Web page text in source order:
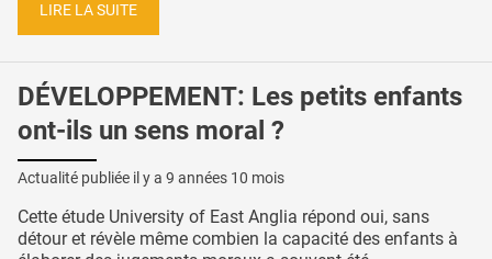
LIRE LA SUITE
DÉVELOPPEMENT: Les petits enfants
ont-ils un sens moral ?
Actualité publiée il y a 9 années 10 mois
Cette étude University of East Anglia répond oui, sans
détour et révèle même combien la capacité des enfants à